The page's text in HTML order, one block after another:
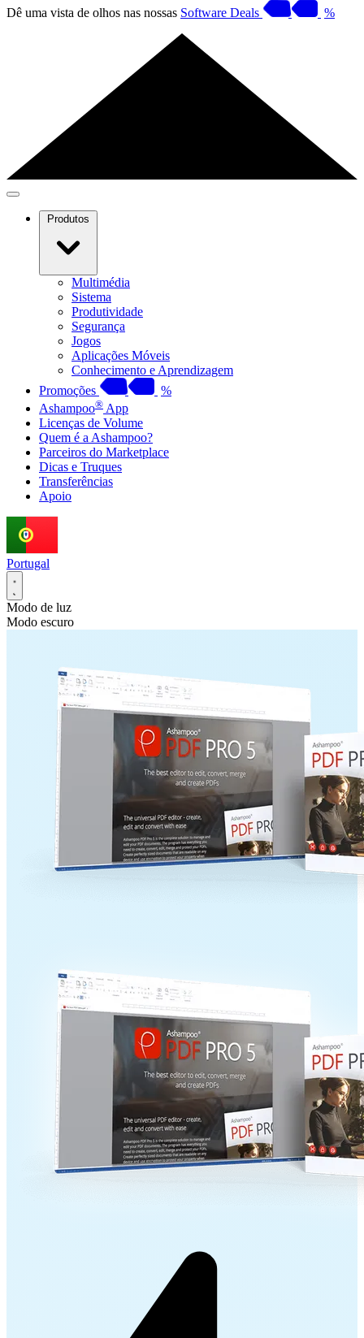
Dê uma vista de olhos nas nossas Software Deals %
Produtos
Multimédia
Sistema
Produtividade
Segurança
Jogos
Aplicações Móveis
Conhecimento e Aprendizagem
Promoções
%
Ashampoo® App
Licenças de Volume
Quem é a Ashampoo?
Parceiros do Marketplace
Dicas e Truques
Transferências
Apoio
Portugal
Modo de luz
Modo escuro